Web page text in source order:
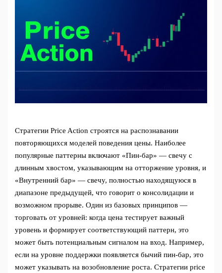
Стратегии Price Action строятся на распознавании
повторяющихся моделей поведения цены. Наиболее
популярные паттерны включают «Пин-бар» — свечу с
длинным хвостом, указывающим на отторжение уровня, и
«Внутренний бар» — свечу, полностью находящуюся в
диапазоне предыдущей, что говорит о консолидации и
возможном прорыве. Один из базовых принципов —
торговать от уровней: когда цена тестирует важный
уровень и формирует соответствующий паттерн, это
может быть потенциальным сигналом на вход. Например,
если на уровне поддержки появляется бычий пин-бар, это
может указывать на возобновление роста. Стратегии price